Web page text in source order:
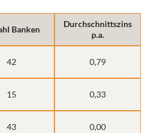
Banken
Durchschnittszins
p.a.
42 0,79
15 0,33
43 0,00